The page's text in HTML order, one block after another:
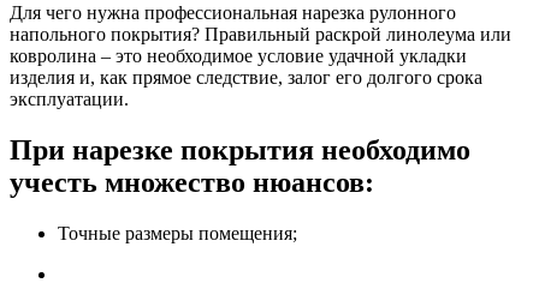
Для чего нужна профессиональная нарезка рулонного
напольного покрытия? Правильный раскрой линолеума или
ковролина – это необходимое условие удачной укладки
изделия и, как прямое следствие, залог его долгого срока
эксплуатации.
При нарезке покрытия необходимо
учесть множество нюансов:
Точные размеры помещения;